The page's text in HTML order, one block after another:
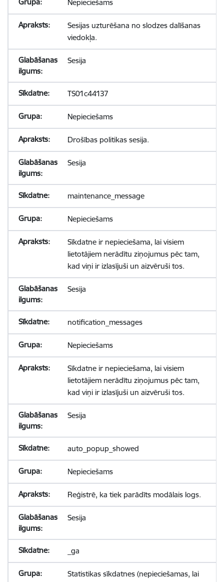
Nepieciešams
Sesijas uzturēšana no slodzes dalīšanas
viedokļa.
Sesija
TS01c44137
Nepieciešams
Drošības politikas sesija.
Sesija
maintenance_message
Nepieciešams
Sīkdatne ir nepieciešama, lai visiem
lietotājiem nerādītu ziņojumus pēc tam,
kad viņi ir izlasījuši un aizvēruši tos.
Sesija
notification_messages
Nepieciešams
Sīkdatne ir nepieciešama, lai visiem
lietotājiem nerādītu ziņojumus pēc tam,
kad viņi ir izlasījuši un aizvēruši tos.
Sesija
auto_popup_showed
Nepieciešams
Reģistrē, ka tiek parādīts modālais logs.
Sesija
_ga
Statistikas sīkdatnes (nepieciešamas, lai